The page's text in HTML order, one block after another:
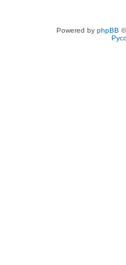
Powered by phpBB